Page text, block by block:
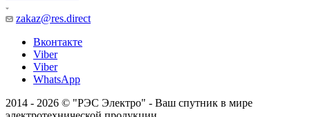
zakaz@res.direct
Вконтакте
Viber
Viber
WhatsApp
2014 - 2026 © "РЭС Электро" - Ваш спутник в мире